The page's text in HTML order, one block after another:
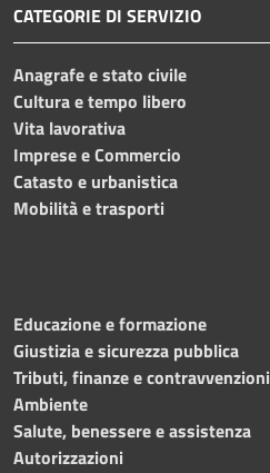
CATEGORIE DI SERVIZIO
Anagrafe e stato civile
Cultura e tempo libero
Vita lavorativa
Imprese e Commercio
Catasto e urbanistica
Mobilità e trasporti
Educazione e formazione
Giustizia e sicurezza pubblica
Tributi, finanze e contravvenzioni
Ambiente
Salute, benessere e assistenza
Autorizzazioni